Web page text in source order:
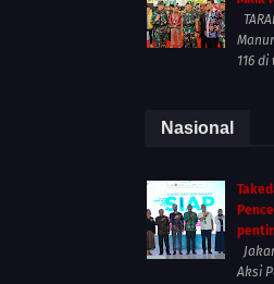
116
Nasional
Aksi